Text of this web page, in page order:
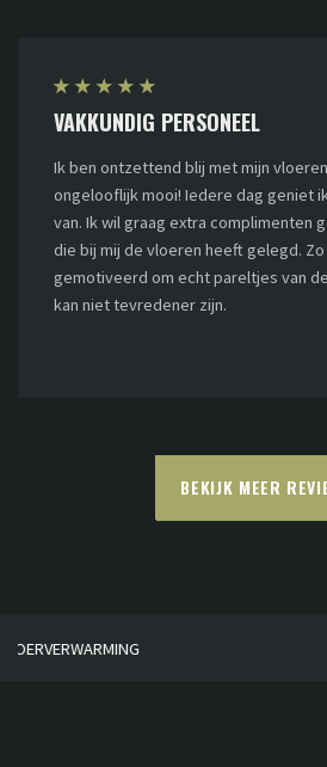
★ ★ ★ ★ ★
VAKKUNDIG PERSONEEL
Ik ben ontzettend blij met mijn
ongelooflijk mooi! Iedere dag geniet
van. Ik wil graag extra complimenten
die bij mij de vloeren heeft gelegd.
gemotiveerd om echt pareltjes van
kan niet tevredener zijn.
BEKIJK MEER